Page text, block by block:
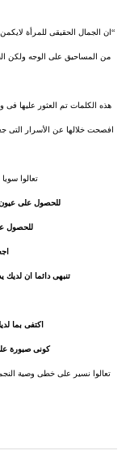
“ان الجمال الحقيقى للمرأة
من المساحيق على الوجه ولكن
هذه الكلمات تم العثور عليها فى
افصحت خلالها عن الأسرار التى
تعالوا
للحصول على
للحصول
تنبهى دائما ان لديك
اكتفى بما
كونى صبورة
تعالوا نسير على خطى وصية